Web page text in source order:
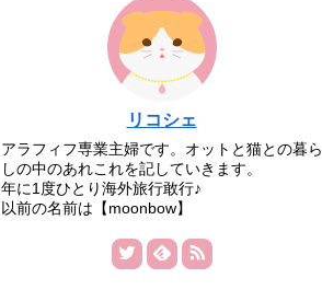
リコシェ
アラフィフ専業主婦です。オットと猫との暮ら
しの中のあれこれを記していきます。
年に1度ひとり海外旅行敢行♪
以前の名前は【moonbow】